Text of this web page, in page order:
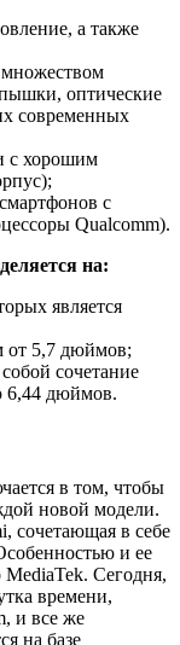
а также
оптические
современных
с хорошим
с
Qualcomm).
на:
является
от 5,7 дюймов;
сочетание
6,44 дюймов.
в том, чтобы
новой модели.
сочетающая в себе
и ее
MediaTek. Сегодня,
времени,
и все же
на базе